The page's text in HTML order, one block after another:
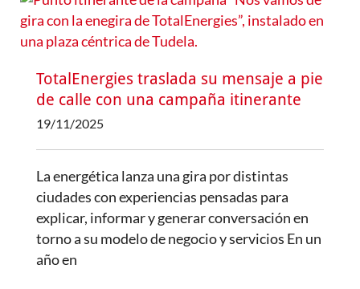
TotalEnergies traslada su mensaje a pie
de calle con una campaña itinerante
19/11/2025
La energética lanza una gira por distintas
ciudades con experiencias pensadas para
explicar, informar y generar conversación en
torno a su modelo de negocio y servicios En un
año en